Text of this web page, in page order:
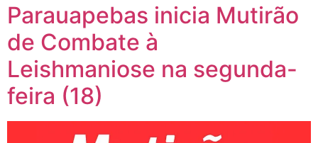
Parauapebas inicia Mutirão
de Combate à
Leishmaniose na segunda-
feira (18)